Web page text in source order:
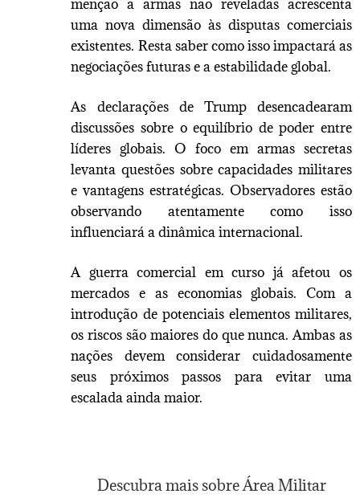
menção a armas não reveladas acrescenta
uma nova dimensão às disputas comerciais
existentes. Resta saber como isso impactará as
negociações futuras e a estabilidade global.
As declarações de Trump desencadearam
discussões sobre o equilíbrio de poder entre
líderes globais. O foco em armas secretas
levanta questões sobre capacidades militares
e vantagens estratégicas. Observadores estão
observando atentamente como isso
influenciará a dinâmica internacional.
A guerra comercial em curso já afetou os
mercados e as economias globais. Com a
introdução de potenciais elementos militares,
os riscos são maiores do que nunca. Ambas as
nações devem considerar cuidadosamente
seus próximos passos para evitar uma
escalada ainda maior.
Descubra mais sobre Área Militar